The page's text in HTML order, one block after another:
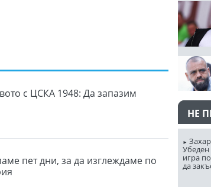
с ЦСКА 1948: Да запазим
пет дни, за да изглеждаме по
НЕ
Убеден
игра
да